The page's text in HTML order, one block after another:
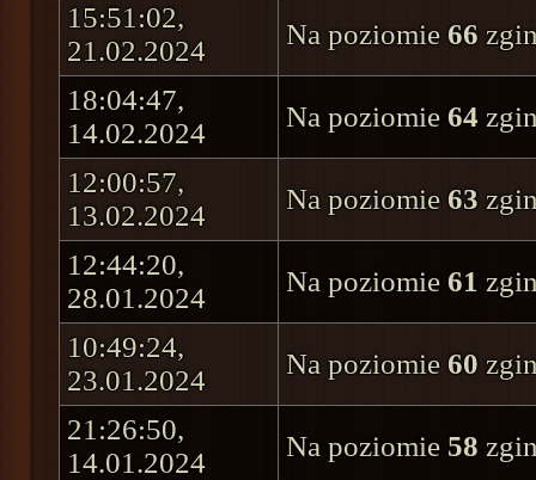
15:51:02,
21.02.2024
Na poziomie 66
18:04:47,
14.02.2024
Na poziomie 64
12:00:57,
13.02.2024
Na poziomie 63
12:44:20,
28.01.2024
Na poziomie 61
10:49:24,
23.01.2024
Na poziomie 60
21:26:50,
14.01.2024
Na poziomie 58